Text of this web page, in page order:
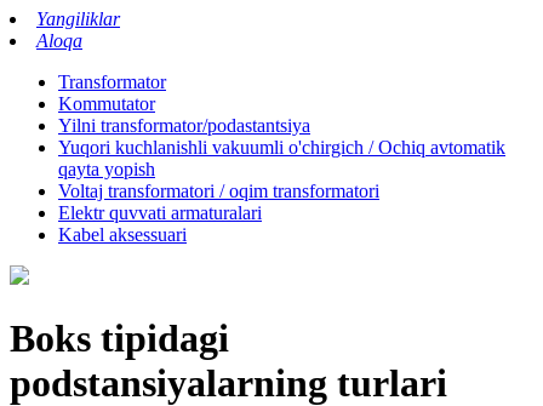
Yangiliklar
Aloqa
Transformator
Kommutator
Yilni transformator/podastantsiya
Yuqori kuchlanishli vakuumli o'chirgich / Ochiq avtomatik
qayta yopish
Voltaj transformatori / oqim transformatori
Elektr quvvati armaturalari
Kabel aksessuari
Boks tipidagi
podstansiyalarning turlari